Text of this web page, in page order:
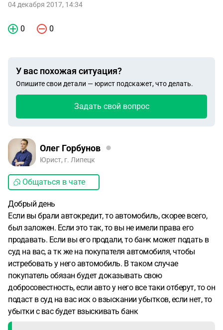
04 декабря 2017, 14:34
0 0
У вас похожая ситуация?
Опишите свои детали — юрист подскажет, что делать.
Задать свой вопрос
Олег Горбунов
Юрист, г. Липецк
Общаться в чате
Добрый день
Если вы брали автокредит, то автомобиль, скорее всего,
был заложен. Если это так, то вы не имели права его
продавать. Если вы его продали, то банк может подать в
суд на вас, а тк же на покупателя автомобиля, чтобы
истребовать у него автомобиль. В таком случае
покупатель обязан будет доказывать свою
добросовестность, если авто у него все таки отберут, то он
подаст в суд на вас иск о взыскании убытков, если нет, то
убытки с вас будет взыскивать банк